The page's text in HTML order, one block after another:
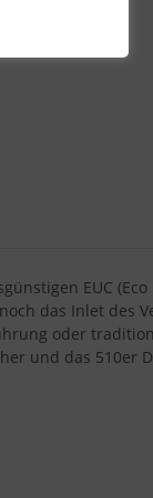
EUC
das Inlet des
oder
und das